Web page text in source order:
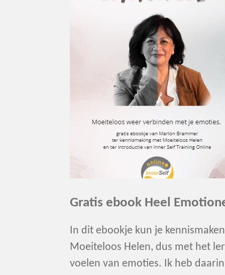
Gratis ebook Heel
In dit ebookje kun je
Moeiteloos Helen, dus met het
voelen van emoties. Ik heb